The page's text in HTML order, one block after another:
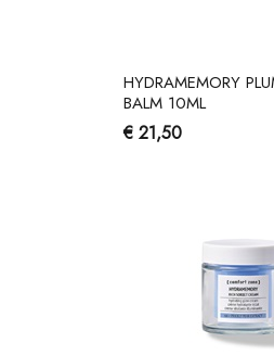
HYDRAMEMORY
BALM 10ML
€ 21,50